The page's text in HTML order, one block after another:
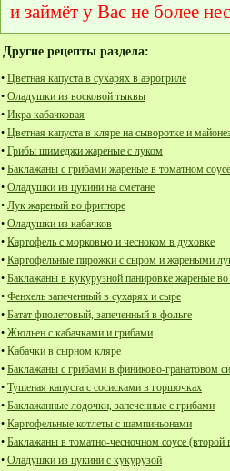
и займёт у Вас не более
Другие рецепты раздела:
• Цветная капуста в сухарях в аэрогриле
• Оладушки из восковой тыквы
• Икра кабачковая
• Цветная капуста в кляре на сыворотке и
• Грибы шимеджи жареные с луком
• Баклажаны с грибами жареные в томатном соусе
• Оладушки из цукини на сметане
• Лук жареный во фритюре
• Оладушки из кабачков
• Картофель с морковью и чесноком в духовке
• Картофельные пирожки с сыром и жареными
• Баклажаны в кукурузной панировке жареные
• Фенхель запеченный в сухарях и сыре
• Батат фиолетовый, запеченный в фольге
• Жюльен с кабачками и грибами
• Кабачки в сырном кляре
• Баклажаны с грибами в финиково-гранатовом
• Тушеная капуста с сосисками в горшочках
• Баклажанные лодочки, запеченные с грибами
• Картофельные котлеты с шампиньонами
• Баклажаны в томатно-чесночном соусе (второй
• Оладушки из цукини с кукурузой